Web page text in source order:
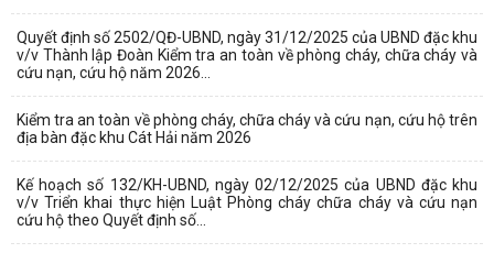
Quyết định số 2502/QĐ-UBND, ngày 31/12/2025 của UBND đặc khu
v/v Thành lập Đoàn Kiểm tra an toàn về phòng cháy, chữa cháy và
cứu nạn, cứu hộ năm 2026...
Kiểm tra an toàn về phòng cháy, chữa cháy và cứu nạn, cứu hộ trên
địa bàn đặc khu Cát Hải năm 2026
Kế hoạch số 132/KH-UBND, ngày 02/12/2025 của UBND đặc khu
v/v Triển khai thực hiện Luật Phòng cháy chữa cháy và cứu nạn
cứu hộ theo Quyết định số...